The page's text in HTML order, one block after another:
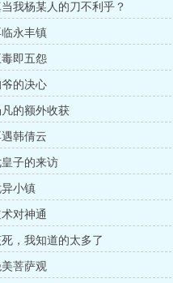
我杨某人的刀不利乎？
永丰镇
即五怨
的决心
的额外收获
韩倩云
子的来访
小镇
对神通
，我知道的太多了
菩萨观